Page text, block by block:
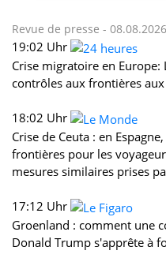
Revue de presse - 08.08.2026
19:02 Uhr
Crise migratoire en Europe:
contrôles aux frontières
18:02 Uhr
Crise de Ceuta : en
frontières pour les
mesures similaires prises
17:12 Uhr
Groenland : comment une
Donald Trump s'apprête à